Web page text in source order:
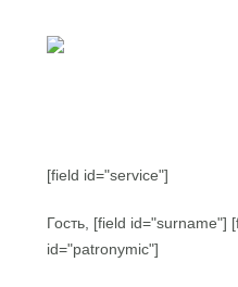
[field id="service"]
Гость, [field id="surname"]
id="patronymic"]